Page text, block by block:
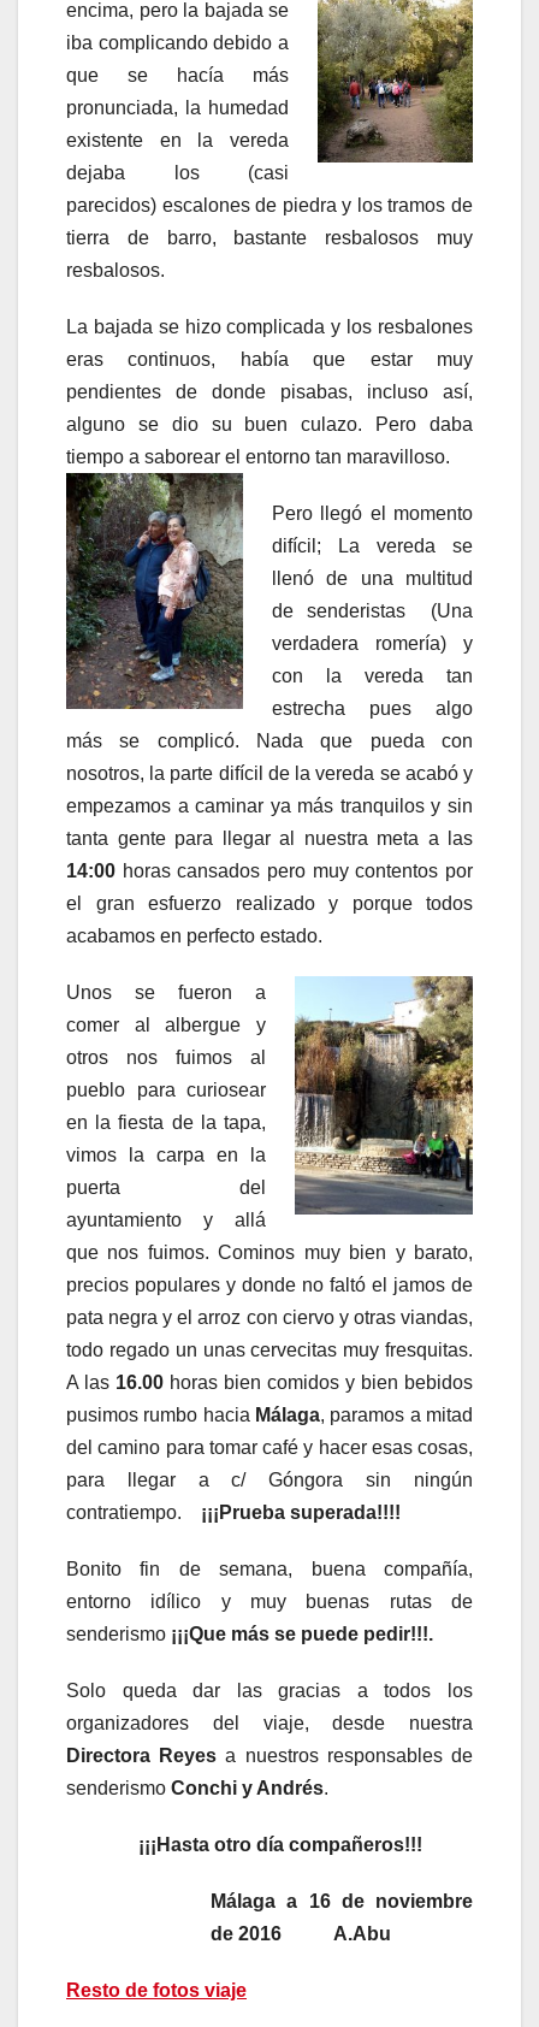
encima, pero la bajada se
iba complicando debido a
que se hacía más
pronunciada, la humedad
existente en la vereda
dejaba los (casi
parecidos) escalones de piedra y los tramos de
tierra de barro, bastante resbalosos muy
resbalosos.
La bajada se hizo complicada y los resbalones
eras continuos, había que estar muy
pendientes de donde pisabas, incluso así,
alguno se dio su buen culazo. Pero daba
tiempo a saborear el entorno tan maravilloso.
Pero llegó el momento
difícil; La vereda se
llenó de una multitud
de senderistas (Una
verdadera romería) y
con la vereda tan
estrecha pues algo
más se complicó. Nada que pueda con
nosotros, la parte difícil de la vereda se acabó y
empezamos a caminar ya más tranquilos y sin
tanta gente para llegar al nuestra meta a las
14:00 horas cansados pero muy contentos por
el gran esfuerzo realizado y porque todos
acabamos en perfecto estado.
Unos se fueron a
comer al albergue y
otros nos fuimos al
pueblo para curiosear
en la fiesta de la tapa,
vimos la carpa en la
puerta del
ayuntamiento y allá
que nos fuimos. Cominos muy bien y barato,
precios populares y donde no faltó el jamos de
pata negra y el arroz con ciervo y otras viandas,
todo regado un unas cervecitas muy fresquitas.
A las 16.00 horas bien comidos y bien bebidos
pusimos rumbo hacia Málaga, paramos a mitad
del camino para tomar café y hacer esas cosas,
para llegar a c/ Góngora sin ningún
contratiempo. ¡¡¡Prueba superada!!!!
Bonito fin de semana, buena compañía,
entorno idílico y muy buenas rutas de
senderismo ¡¡¡Que más se puede pedir!!!.
Solo queda dar las gracias a todos los
organizadores del viaje, desde nuestra
Directora Reyes a nuestros responsables de
senderismo Conchi y Andrés.
¡¡¡Hasta otro día compañeros!!!
Málaga a 16 de noviembre
de 2016 A.Abu
Resto de fotos viaje